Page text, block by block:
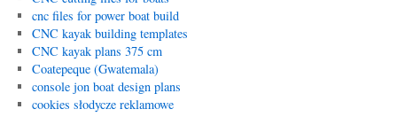
cnc files for power boat build
CNC kayak building templates
CNC kayak plans 375 cm
Coatepeque (Gwatemala)
console jon boat design plans
cookies słodycze reklamowe